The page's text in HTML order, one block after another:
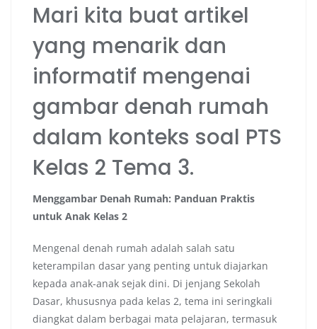
Mari kita buat artikel
yang menarik dan
informatif mengenai
gambar denah rumah
dalam konteks soal PTS
Kelas 2 Tema 3.
Menggambar Denah Rumah: Panduan Praktis
untuk Anak Kelas 2
Mengenal denah rumah adalah salah satu
keterampilan dasar yang penting untuk diajarkan
kepada anak-anak sejak dini. Di jenjang Sekolah
Dasar, khususnya pada kelas 2, tema ini seringkali
diangkat dalam berbagai mata pelajaran, termasuk